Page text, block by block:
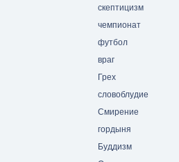
скептицизм
чемпионат
футбол
враг
Грех
словоблудие
Смирение
гордыня
Буддизм